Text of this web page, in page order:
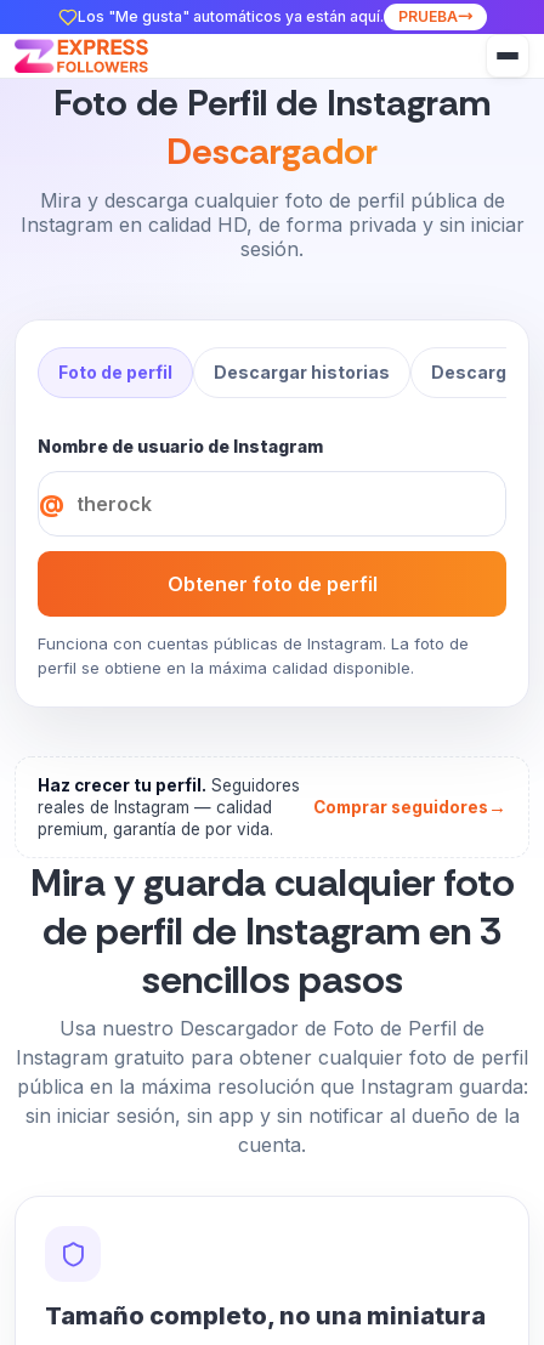
Los "Me gusta" automáticos ya están aquí. PRUEBA
Foto de Perfil de Instagram
Descargador
Mira y descarga cualquier foto de perfil pública de
Instagram en calidad HD, de forma privada y sin iniciar
sesión.
Foto de perfil Descargar historias Descargar
Nombre de usuario de Instagram
@
Obtener foto de perfil
Funciona con cuentas públicas de Instagram. La foto de
perfil se obtiene en la máxima calidad disponible.
Haz crecer tu perfil. Seguidores
reales de Instagram — calidad
premium, garantía de por vida.
Comprar seguidores →
Mira y guarda cualquier foto
de perfil de Instagram en 3
sencillos pasos
Usa nuestro Descargador de Foto de Perfil de
Instagram gratuito para obtener cualquier foto de perfil
pública en la máxima resolución que Instagram guarda:
sin iniciar sesión, sin app y sin notificar al dueño de la
cuenta.
Tamaño completo, no una miniatura